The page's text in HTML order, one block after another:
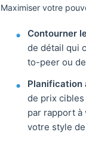
Maximiser votre
Contourner
de détail qui
to-peer ou
Planification
de prix
par rapport
votre style